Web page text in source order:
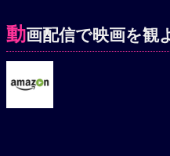
動画配信で映画を観